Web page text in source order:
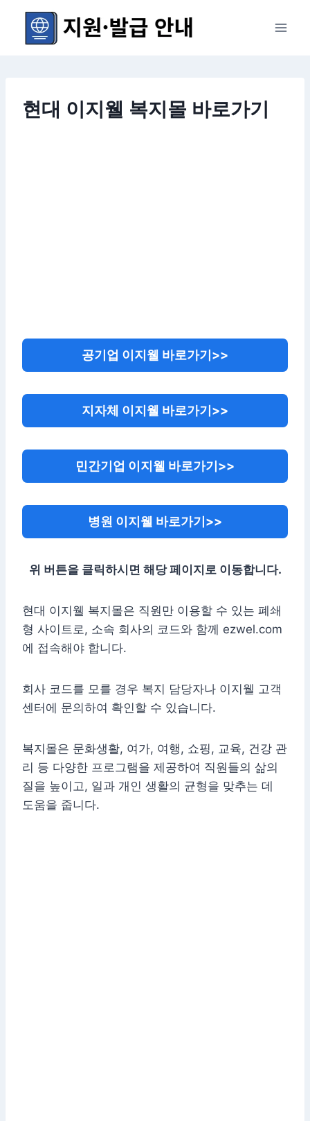
content
현대 이지웰 복지몰 바로가기
공기업 이지웰 바로가기>>
지자체 이지웰 바로가기>>
민간기업 이지웰 바로가기>>
병원 이지웰 바로가기>>
위 버튼을 클릭하시면 해당 페이지로 이동합니다.
현대 이지웰 복지몰은 직원만 이용할 수 있는 폐쇄
형 사이트로, 소속 회사의 코드와 함께 ezwel.com
에 접속해야 합니다.
회사 코드를 모를 경우 복지 담당자나 이지웰 고객
센터에 문의하여 확인할 수 있습니다.
복지몰은 문화생활, 여가, 여행, 쇼핑, 교육, 건강 관
리 등 다양한 프로그램을 제공하여 직원들의 삶의
질을 높이고, 일과 개인 생활의 균형을 맞추는 데
도움을 줍니다.